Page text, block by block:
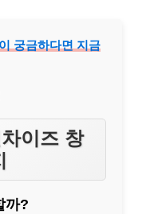
궁금하다면 지금
이즈 창
까?